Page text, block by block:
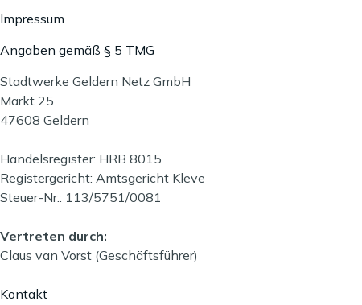
Impressum
Angaben gemäß § 5 TMG
Stadtwerke Geldern Netz GmbH
Markt 25
47608 Geldern
Handelsregister: HRB 8015
Registergericht: Amtsgericht Kleve
Steuer-Nr.: 113/5751/0081
Vertreten durch:
Claus van Vorst (Geschäftsführer)
Kontakt